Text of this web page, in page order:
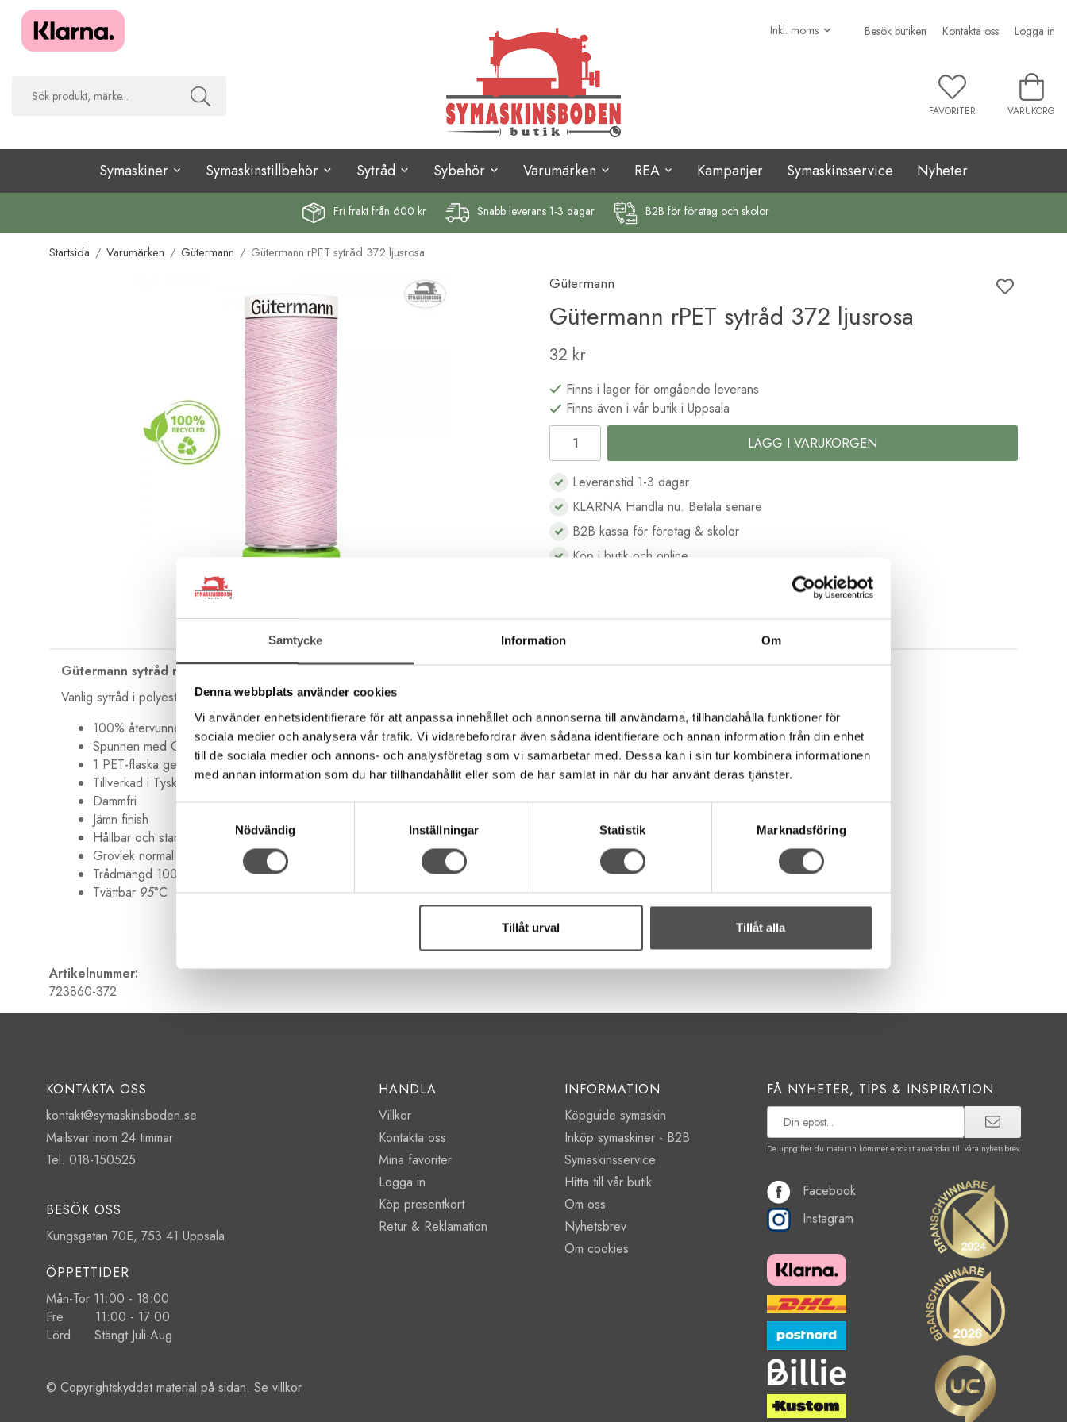
Samtycke Information Om
Denna webbplats använder cookies
Vi använder enhetsidentifierare för att anpassa innehållet och annonserna till användarna, tillhandahålla funktioner för
sociala medier och analysera vår trafik. Vi vidarebefordrar även sådana identifierare och annan information från din enhet
till de sociala medier och annons- och analysföretag som vi samarbetar med. Dessa kan i sin tur kombinera informationen
med annan information som du har tillhandahållit eller som de har samlat in när du har använt deras tjänster.
Nödvändig
Inställningar Statistik Marknadsföring
Tillåt urval Tillåt alla
Besök butiken Kontakta oss Logga in
FAVORITER VARUKORG
Symaskiner Symaskinstillbehör Sytråd Sybehör Varumärken REA Kampanjer Symaskinsservice Nyheter
Fri fraktfrån 600 kr Snabb leverans 1-3 dagar B2B för företag och skolor
Startsida / Varumärken / Gütermann / Gütermann rPET sytråd 372 ljusrosa
Gütermann
Gütermann rPET sytråd 372 ljusrosa
32 kr
Finns i lager för omgående leverans
Finns även i vår butik i Uppsala
LÄGG I VARUKORGEN
Leveranstid 1-3 dagar
KLARNA Handla nu. Betala senare
B2B kassa för företag & skolor
Köp i butik och online
Gütermann sytråd rPET 100 m
Vanlig sytråd i polyester i fin Gütermann-kvalitet som är tillverkad från återvunna PET-flaskor. Ett miljövänligt val av sytråd.
100% återvunnen polyester
Spunnen med Gütermann MCT
1 PET-flaska ger 1000 m tråd
Tillverkad i Tyskland
Dammfri
Jämn finish
Hållbar och stark
Grovlek normal Nr 100
Trådmängd 100 meter
Tvättbar 95°C
Artikelnummer:
723860-372
KONTAKTA OSS
kontakt@symaskinsboden.se
Mailsvar inom 24 timmar
Tel. 018-150525
BESÖK OSS
Kungsgatan 70E, 753 41 Uppsala
ÖPPETTIDER
Mån-Tor 11:00 - 18:00
Fre 11:00 - 17:00
Lörd Stängt Juli-Aug
© Copyrightskyddat material på sidan. Se villkor
HANDLA
Villkor
Kontakta oss
Mina favoriter
Logga in
Köp presentkort
Retur & Reklamation
INFORMATION
Köpguide symaskin
Inköp symaskiner - B2B
Symaskinsservice
Hitta till vår butik
Om oss
Nyhetsbrev
Om cookies
FÅ NYHETER, TIPS & INSPIRATION
De uppgifter du matar in kommer endast användas till våra nyhetsbrev.
Facebook
Instagram